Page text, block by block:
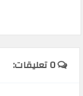
0 تعليقات: